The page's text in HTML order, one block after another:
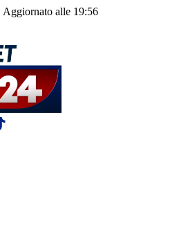
Aggiornato alle 19:56